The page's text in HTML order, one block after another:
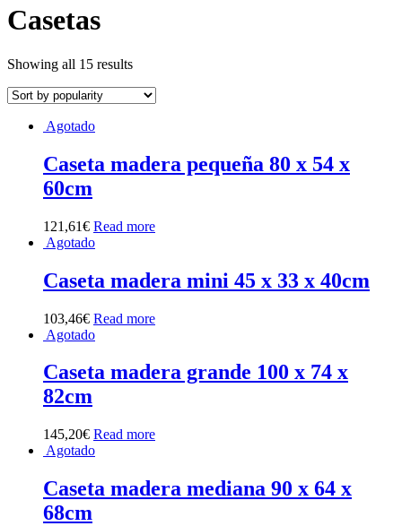
Casetas
Showing all 15 results
Agotado
Caseta madera pequeña 80 x 54 x
60cm
121,61€ Read more
Agotado
Caseta madera mini 45 x 33 x 40cm
103,46€ Read more
Agotado
Caseta madera grande 100 x 74 x
82cm
145,20€ Read more
Agotado
Caseta madera mediana 90 x 64 x
68cm